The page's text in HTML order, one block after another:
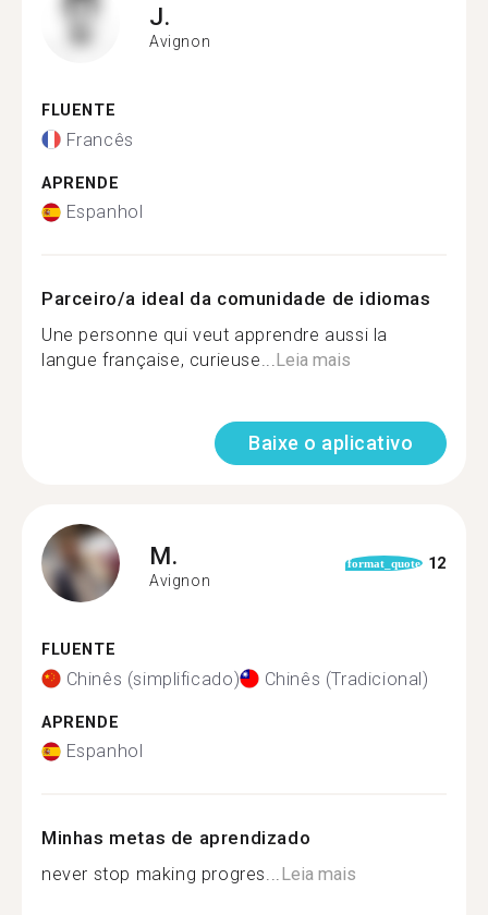
J.
Avignon
FLUENTE
Francês
APRENDE
Espanhol
Parceiro/a ideal da comunidade de idiomas
Une personne qui veut apprendre aussi la
langue française, curieuse...Leia mais
Baixe o aplicativo
M.
Avignon
format_quote 12
FLUENTE
Chinês (simplificado) Chinês (Tradicional)
APRENDE
Espanhol
Minhas metas de aprendizado
never stop making progres...Leia mais